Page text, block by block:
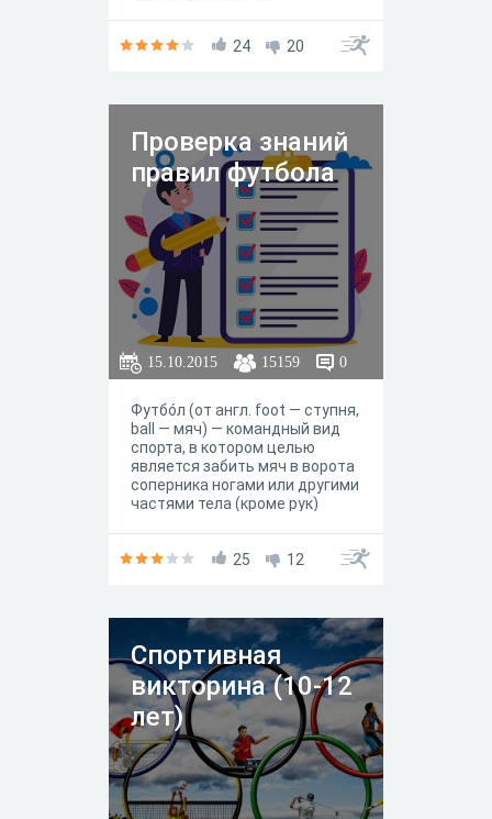
24 20
Проверка знаний
правил футбола
15.10.2015 15159 0
Футбо́л (от англ. foot — ступня,
ball — мяч) — командный вид
спорта, в котором целью
является забить мяч в ворота
соперника ногами или другими
частями тела (кроме рук)
настоящее время самый
25 12
Спортивная
викторина (10-12
лет)